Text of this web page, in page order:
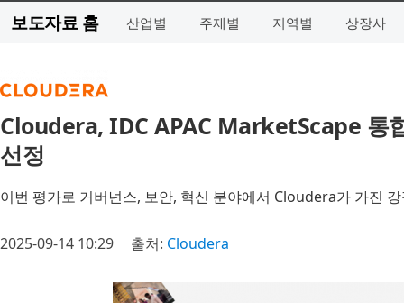
보도자료 홈 산업별 주제별 지역별 상장사
Cloudera, IDC APAC MarketScape 통
선정
이번 평가로 거버넌스, 보안, 혁신 분야에서 Cloudera가 가진
2025-09-14 10:29 출처: Cloudera